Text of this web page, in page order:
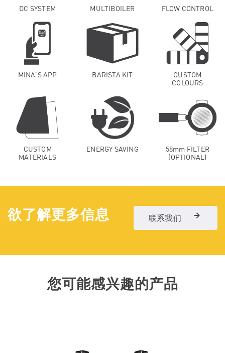
DC SYSTEM MULTIBOILER FLOW CONTROL
MINA'S APP BARISTA KIT
CUSTOM
COLOURS
CUSTOM
MATERIALS
ENERGY SAVING
58mm FILTER
(OPTIONAL)
欲了解更多信息 联系我们
您可能感兴趣的产品